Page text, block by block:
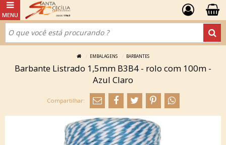
EMBALAGENS BARBANTES
Barbante Listrado 1,5mm B3B4 - rolo com 100m -
Azul Claro